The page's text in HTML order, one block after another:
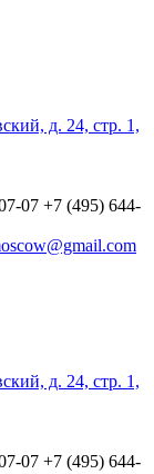
д. 24, стр. 1,
+7 (495) 644-
д. 24, стр. 1,
+7 (495) 644-